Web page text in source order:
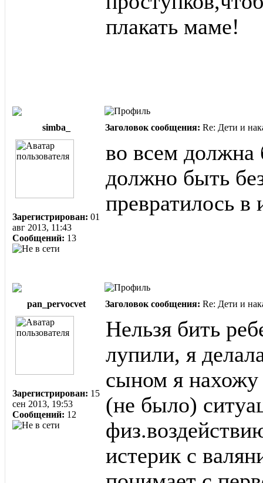
плакать маме!
simba_ Заголовок сообщения: Re: Дети и
Зарегистрирован: 01
авг 2013, 11:43
Сообщений: 13
во всем должна
должно быть
превратилось в
pan_pervocvet Заголовок сообщения: Re: Дети и
Зарегистрирован: 15
сен 2013, 19:53
Сообщений: 12
Нельзя бить
лупили, я
сыном я
(не было)
истерик с